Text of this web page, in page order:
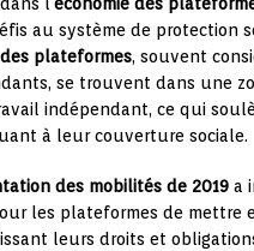
au système de protection
plateformes, souvent
se trouvent dans une
indépendant, ce qui
à leur couverture sociale.
des mobilités de 2019 a
les plateformes de mettre
leurs droits et